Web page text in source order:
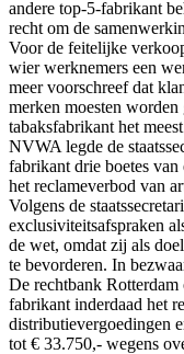
andere top‑5‑fabrikant
recht om de
Voor de feitelijke
wier werknemers een
meer voorschreef dat
merken moesten
tabaksfabrikant het
NVWA legde de
fabrikant drie boetes
het reclameverbod van
Volgens de
exclusiviteitsafspraken
de wet, omdat zij als
te bevorderen. In
De rechtbank Rotterdam
fabrikant inderdaad het
distributievergoedingen
tot € 33.750,- wegens